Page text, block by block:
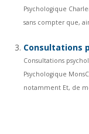
Psychologique
sans compter que,
Consultations
Consultations
Psychologique
notamment Et, de